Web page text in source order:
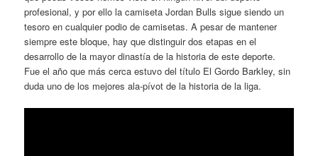
profesional, y por ello la camiseta Jordan Bulls sigue siendo un
tesoro en cualquier podio de camisetas. A pesar de mantener
siempre este bloque, hay que distinguir dos etapas en el
desarrollo de la mayor dinastía de la historia de este deporte.
Fue el año que más cerca estuvo del título El Gordo Barkley, sin
duda uno de los mejores ala-pívot de la historia de la liga.